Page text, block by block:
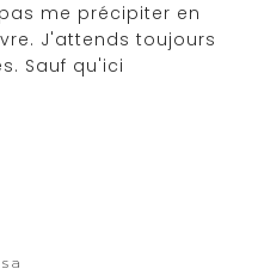
me précipiter en
J'attends toujours
Sauf qu'ici